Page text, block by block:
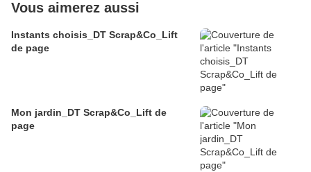
Vous aimerez aussi
Instants choisis_DT Scrap&Co_Lift
de page
Mon jardin_DT Scrap&Co_Lift de
page